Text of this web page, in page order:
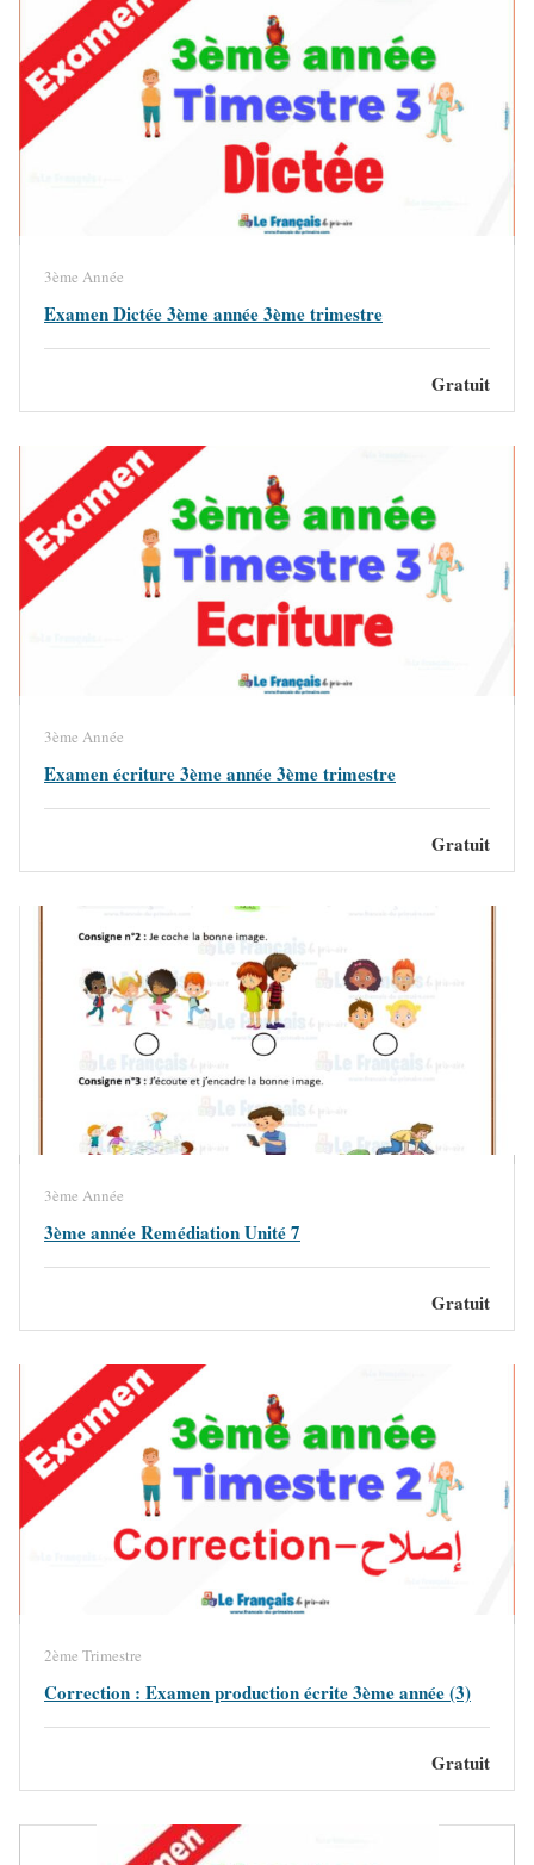
3ème Année
Examen Dictée 3ème année 3ème trimestre
Gratuit
3ème Année
Examen écriture 3ème année 3ème trimestre
Gratuit
3ème Année
3ème année Remédiation Unité 7
Gratuit
2ème Trimestre
Correction : Examen production écrite 3ème année (3)
Gratuit